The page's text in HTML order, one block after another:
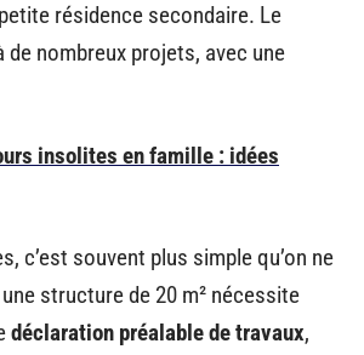
résidence secondaire. Le
de nombreux projets, avec une
insolites en famille : idées
c’est souvent plus simple qu’on ne
structure de 20 m² nécessite
déclaration préalable de travaux,